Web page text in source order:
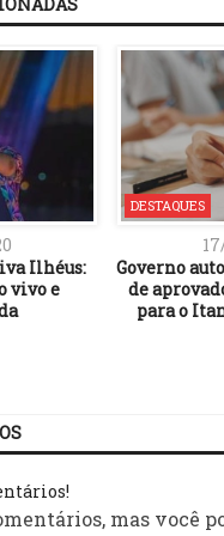
Ilhéus:
vivo e
DESTAQUES
Governo
de
para o
mas você